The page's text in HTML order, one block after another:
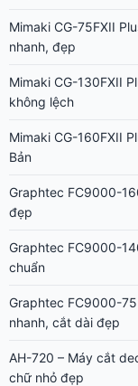
Mimaki CG-75FXII
nhanh, đẹp
Mimaki CG-130FXII
không lệch
Mimaki CG-160FXII
Bản
Graphtec FC9000-
đẹp
Graphtec FC9000-
chuẩn
Graphtec FC9000-
nhanh, cắt dài đẹp
AH-720 – Máy cắt
chữ nhỏ đẹp